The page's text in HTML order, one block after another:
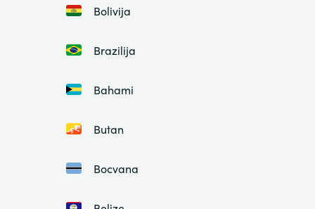
Bolivija
Brazilija
Bahami
Butan
Bocvana